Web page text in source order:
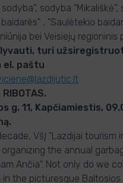
sodyba "Mikališkė",
, "Saulėtekio
bei Veisiejų regioninis
turi
el. paštu
g. 11, Kapčiamiestis,
VšĮ "Lazdijai tourism
the annual
Ančia". Not only do we
the picturesque Baltosios